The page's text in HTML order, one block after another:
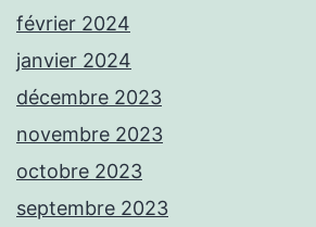
février 2024
janvier 2024
décembre 2023
novembre 2023
octobre 2023
septembre 2023